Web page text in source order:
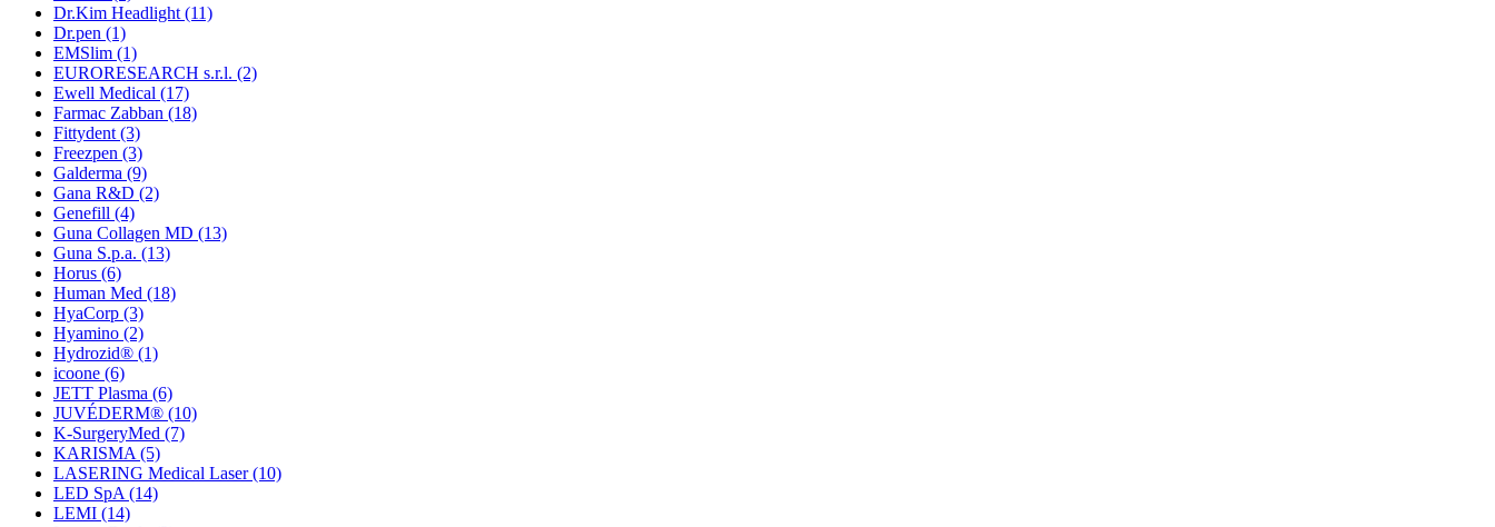
Dr.Kim Headlight (11)
Dr.pen (1)
EMSlim (1)
EURORESEARCH s.r.l. (2)
Ewell Medical (17)
Farmac Zabban (18)
Fittydent (3)
Freezpen (3)
Galderma (9)
Gana R&D (2)
Genefill (4)
Guna Collagen MD (13)
Guna S.p.a. (13)
Horus (6)
Human Med (18)
HyaCorp (3)
Hyamino (2)
Hydrozid® (1)
icoone (6)
JETT Plasma (6)
JUVÉDERM® (10)
K-SurgeryMed (7)
KARISMA (5)
LASERING Medical Laser(10)
LED SpA (14)
LEMI (14)